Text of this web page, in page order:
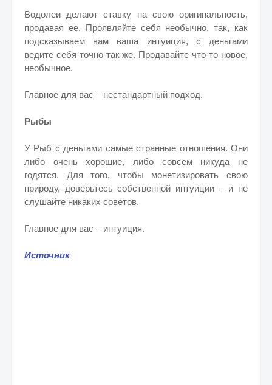
Водолеи делают ставку на свою оригинальность,
продавая ее. Проявляйте себя необычно, так, как
подсказываем вам ваша интуиция, с деньгами
ведите себя точно так же. Продавайте что-то новое,
необычное.
Главное для вас – нестандартный подход.
Рыбы
У Рыб с деньгами самые странные отношения. Они
либо очень хорошие, либо совсем никуда не
годятся. Для того, чтобы монетизировать свою
природу, доверьтесь собственной интуиции – и не
слушайте никаких советов.
Главное для вас – интуиция.
Источник